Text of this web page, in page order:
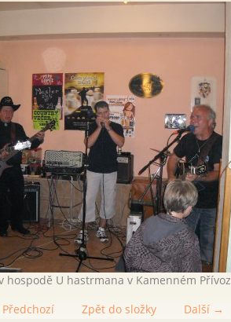
hospodě U hastrmana v Kamenném
Další →
Zpět do složky